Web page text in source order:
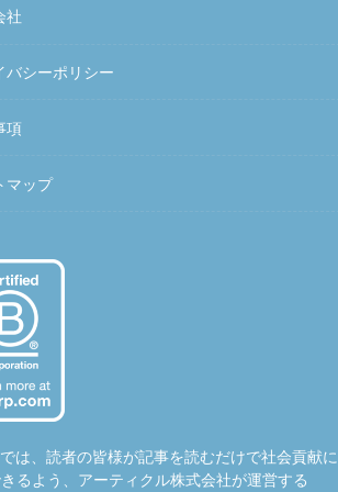
社
バシーポリシー
項
マップ
は、読者の皆様が記事を読むだけで社会貢献に
るよう、アーティクル株式会社が運営する